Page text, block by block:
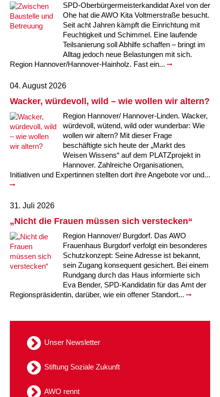
SPD-Oberbürgermeisterkandidat Axel von der
Ohe hat die AWO Kita Voltmerstraße besucht.
Seit acht Jahren kämpft die Einrichtung mit
Feuchtigkeit und Schimmel. Eine laufende
Teilsanierung soll Abhilfe schaffen – bringt im
Alltag jedoch neue Belastungen mit sich.
Region Hannover/Hannover-Hainholz. Fast ein...
04. August 2026
Wacker, würdevoll, wild – wie wollen wir altern?
Region Hannover/ Hannover-Linden. Wacker,
würdevoll, wütend, wild oder wunderbar: Wie
wollen wir altern? Mit dieser Frage
beschäftigte sich heute der „Markt des
Weisen Wissens“ auf dem PLATZprojekt in
Hannover. Zahlreiche Organisationen,
Initiativen und Expertinnen stellten dort ihre Angebote vor und...
31. Juli 2026
„Nicht die Frauen müssen sich verstecken“
Region Hannover/ Burgdorf. Das AWO
Frauenhaus Burgdorf verfolgt ein besonderes
Schutzkonzept: Seine Adresse ist bekannt,
sein Zugang konsequent gesichert. Bei einem
Rundgang durch das Haus informierte sich
Eva Bender, SPD-Kandidatin für das Amt der
Regionspräsidentin, darüber, wie ein offener Standort...
Unser Newsletter
Stiftung Soziale Zukunft
AWO rennt